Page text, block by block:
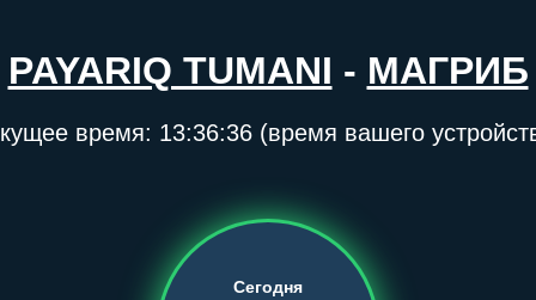
PAYARIQ TUMANI - МАГРИБ
время: 13:36:36(время вашего
Сегодня